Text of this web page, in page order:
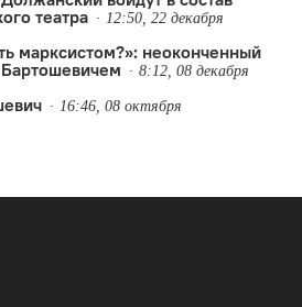
театра
12:50, 22 декабря
марксистом?»: неоконченный
8:12, 08 декабря
16:46, 08 октября